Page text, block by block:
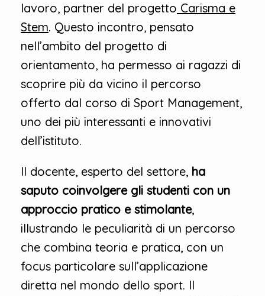
lavoro, partner del progetto Carisma e
Stem. Questo incontro, pensato
nell’ambito del progetto di
orientamento, ha permesso ai ragazzi di
scoprire più da vicino il percorso
offerto dal corso di Sport Management,
uno dei più interessanti e innovativi
dell’istituto.
Il docente, esperto del settore, ha
saputo coinvolgere gli studenti con un
approccio pratico e stimolante,
illustrando le peculiarità di un percorso
che combina teoria e pratica, con un
focus particolare sull’applicazione
diretta nel mondo dello sport. Il